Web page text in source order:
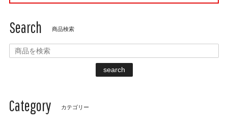
Search 商品検索
search
Category カテゴリー